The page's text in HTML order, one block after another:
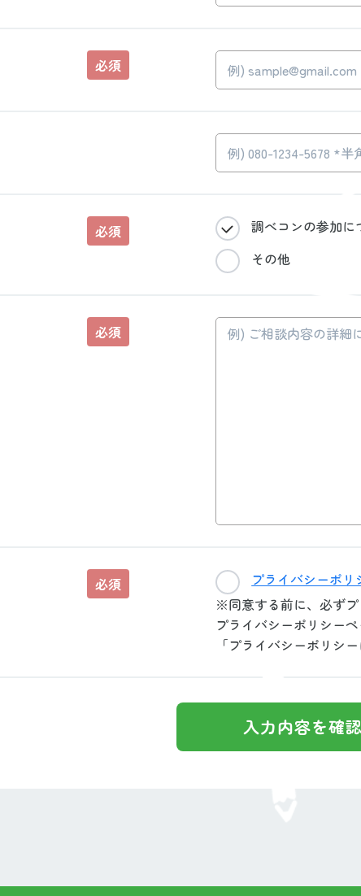
必須
必須 調べコンの参加に
その他
必須
必須 プライバシーポリ
※同意する前に、必ずプ
プライバシーポリシー
「プライバシーポリシ
入力内容を確